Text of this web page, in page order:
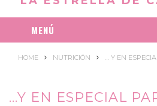
a
m
k
MENÚ
HOME NUTRICIÓN … Y EN
...Y EN ESPECIAL